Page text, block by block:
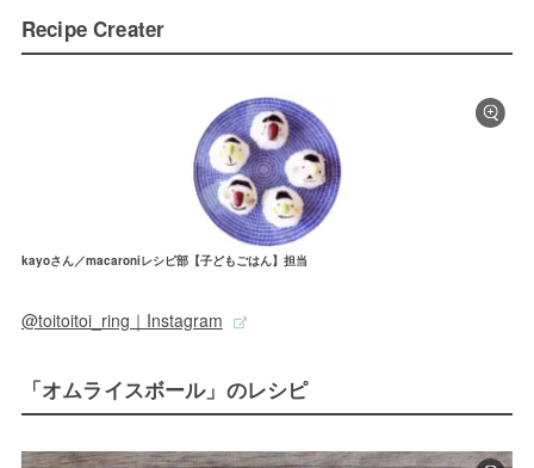
Recipe Creater
kayoさん／macaroniレシピ部【子どもごはん】担当
@toitoitoi_ring｜Instagram
「オムライスボール」のレシピ